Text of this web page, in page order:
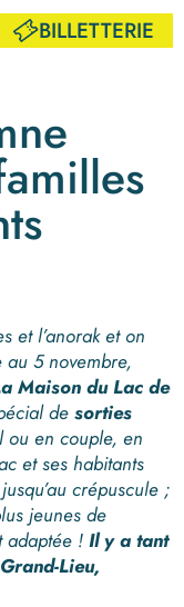
BILLETTERIE
et l’anorak et on
au 5 novembre,
Maison du Lac de
de sorties
ou en couple, en
et ses habitants
crépuscule ;
jeunes de
adaptée ! Il y a tant
Lieu,